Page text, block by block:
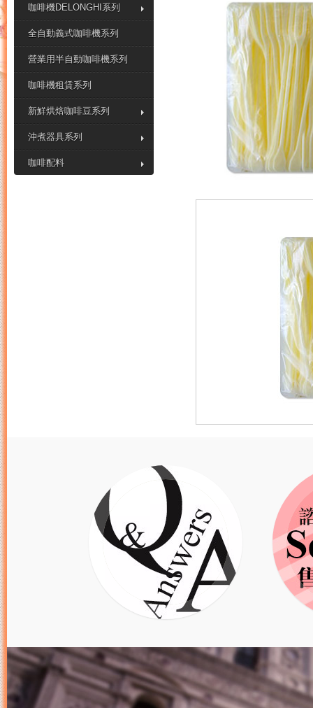
咖啡機DELONGHI系列
全自動義式咖啡機系列
營業用半自動咖啡機系列
咖啡機租賃系列
新鮮烘焙咖啡豆系列
沖煮器具系列
咖啡配料